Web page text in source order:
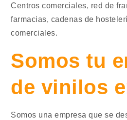
Centros comerciales, red de
farmacias, cadenas de
comerciales.
Somos tu
de vinilos
Somos una empresa que se